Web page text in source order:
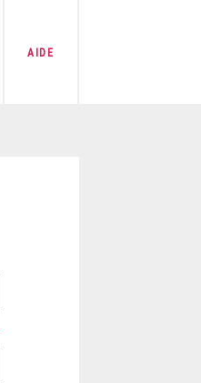
AIDE